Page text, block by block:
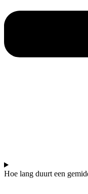
Hoe lang duurt een